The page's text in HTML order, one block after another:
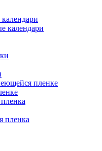
календари
пленке
пленка